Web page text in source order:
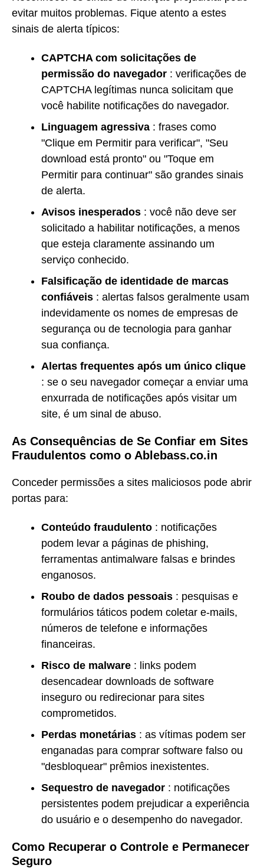
evitar muitos problemas. Fique atento a estes
sinais de alerta típicos:
CAPTCHA com solicitações de
permissão do navegador : verificações de
CAPTCHA legítimas nunca solicitam que
você habilite notificações do navegador.
Linguagem agressiva : frases como
"Clique em Permitir para verificar", "Seu
download está pronto" ou "Toque em
Permitir para continuar" são grandes sinais
de alerta.
Avisos inesperados : você não deve ser
solicitado a habilitar notificações, a menos
que esteja claramente assinando um
serviço conhecido.
Falsificação de identidade de marcas
confiáveis : alertas falsos geralmente usam
indevidamente os nomes de empresas de
segurança ou de tecnologia para ganhar
sua confiança.
Alertas frequentes após um único clique
: se o seu navegador começar a enviar uma
enxurrada de notificações após visitar um
site, é um sinal de abuso.
As Consequências de Se Confiar em Sites
Fraudulentos como o Ablebass.co.in
Conceder permissões a sites maliciosos pode abrir
portas para:
Conteúdo fraudulento : notificações
podem levar a páginas de phishing,
ferramentas antimalware falsas e brindes
enganosos.
Roubo de dados pessoais : pesquisas e
formulários táticos podem coletar e-mails,
números de telefone e informações
financeiras.
Risco de malware : links podem
desencadear downloads de software
inseguro ou redirecionar para sites
comprometidos.
Perdas monetárias : as vítimas podem ser
enganadas para comprar software falso ou
"desbloquear" prêmios inexistentes.
Sequestro de navegador : notificações
persistentes podem prejudicar a experiência
do usuário e o desempenho do navegador.
Como Recuperar o Controle e Permanecer
Seguro